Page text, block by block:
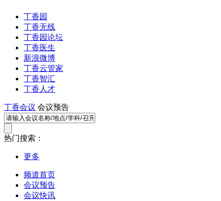
丁香园
丁香无线
丁香园论坛
丁香医生
新浪微博
丁香云管家
丁香智汇
丁香人才
丁香会议 会议预告
热门搜索：
更多
频道首页
会议预告
会议快讯